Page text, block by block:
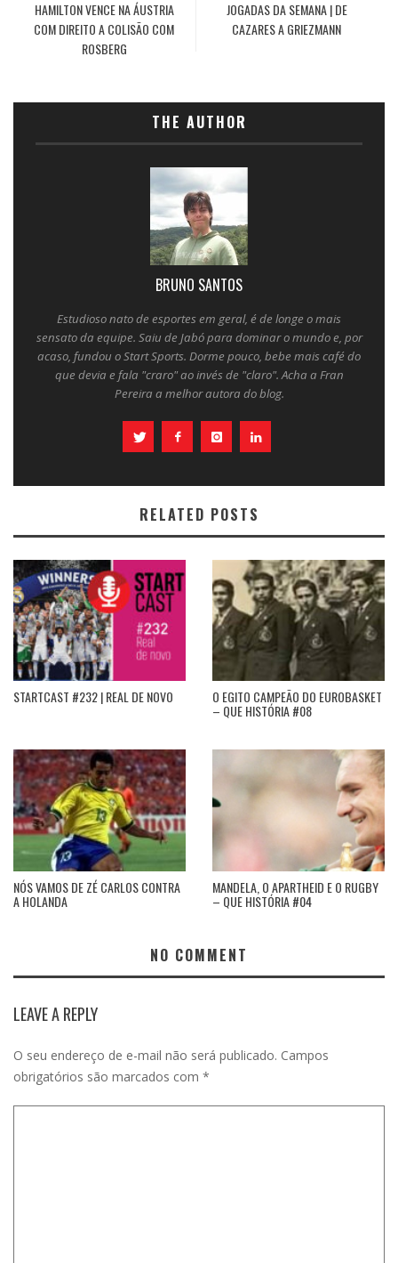
HAMILTON VENCE NA ÁUSTRIA
COM DIREITO A COLISÃO COM
ROSBERG
JOGADAS DA SEMANA | DE
CAZARES A GRIEZMANN
THE AUTHOR
BRUNO SANTOS
Estudioso nato de esportes em geral, é de longe o mais
sensato da equipe. Saiu de Jabó para dominar o mundo e, por
acaso, fundou o Start Sports. Dorme pouco, bebe mais café do
que devia e fala "craro" ao invés de "claro". Acha a Fran
Pereira a melhor autora do blog.
RELATED POSTS
STARTCAST #232 | REAL DE NOVO O EGITO CAMPEÃO DO EUROBASKET
– QUE HISTÓRIA #08
NÓS VAMOS DE ZÉ CARLOS CONTRA
A HOLANDA
MANDELA, O APARTHEID E O RUGBY
– QUE HISTÓRIA #04
NO COMMENT
LEAVE A REPLY
O seu endereço de e-mail não será publicado. Campos
obrigatórios são marcados com *